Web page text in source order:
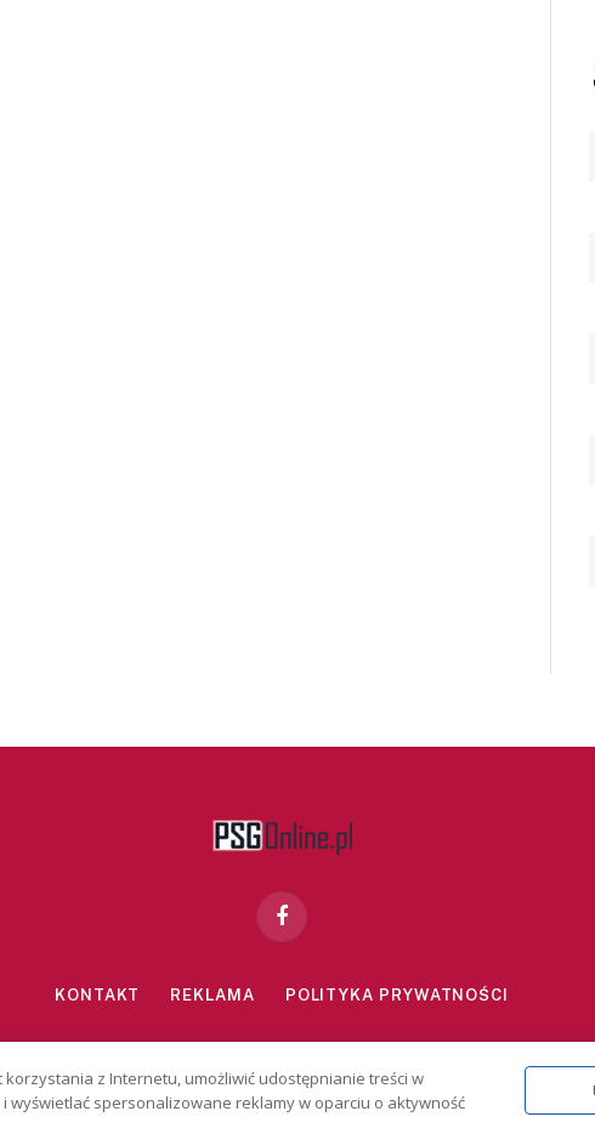
Facebook
KONTAKT REKLAMA POLITYKA PRYWATNOŚCI
PSGonline.pl
z Internetu, umożliwić udostępnianie treści w
wyświetlać spersonalizowane reklamy w oparciu o aktywność